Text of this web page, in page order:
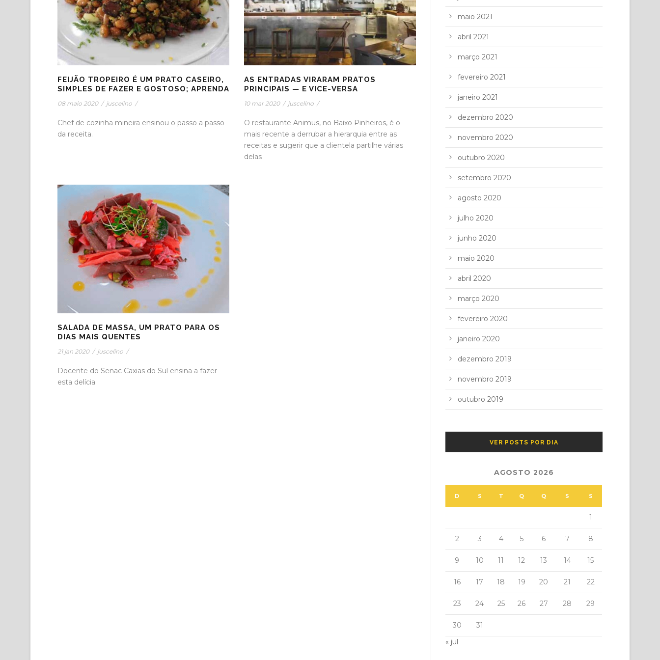
FEIJÃO TROPEIRO É UM PRATO CASEIRO,
SIMPLES DE FAZER E GOSTOSO; APRENDA
08 maio 2020 / juscelino /
Chef de cozinha mineira ensinou o passo a passo
da receita.
AS ENTRADAS VIRARAM PRATOS
PRINCIPAIS — E VICE-VERSA
10 mar 2020 / juscelino /
O restaurante Animus, no Baixo Pinheiros, é o
mais recente a derrubar a hierarquia entre as
receitas e sugerir que a clientela partilhe várias
delas
SALADA DE MASSA, UM PRATO PARA OS
DIAS MAIS QUENTES
21 jan 2020 / juscelino /
Docente do Senac Caxias do Sul ensina a fazer
esta delícia
maio 2021
abril 2021
março 2021
fevereiro 2021
janeiro 2021
dezembro 2020
novembro 2020
outubro 2020
setembro 2020
agosto 2020
julho 2020
junho 2020
maio 2020
abril 2020
março 2020
fevereiro 2020
janeiro 2020
dezembro 2019
novembro 2019
outubro 2019
VER POSTS POR DIA
AGOSTO 2026
D S T Q Q S S
1
2 3 4 5 6 7 8
9 10 11 12 13 14 15
16 17 18 19 20 21 22
23 24 25 26 27 28 29
30
31
« jul